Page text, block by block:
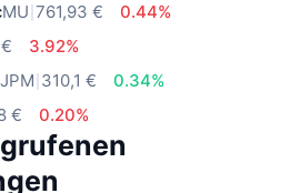
MU 761,93 €
0.44%
3.92%
JPM 310,1 €
0.34%
€ 0.20%